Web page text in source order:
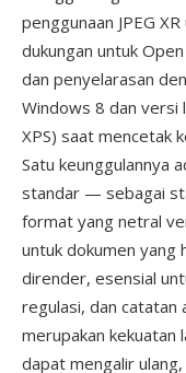
penggunaan JPEG
dukungan untuk
dan penyelarasan
Windows 8 dan versi
XPS) saat mencetak
Satu keunggulannya
standar — sebagai
format yang netral
untuk dokumen yang
dirender, esensial
regulasi, dan
merupakan kekuatan
dapat mengalir